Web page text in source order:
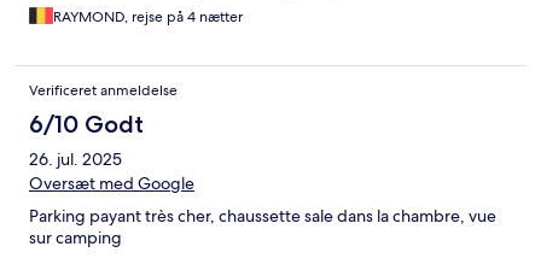
RAYMOND, rejse på 4 nætter
Verificeret anmeldelse
6/10 Godt
26. jul. 2025
Oversæt med Google
Parking payant très cher, chaussette sale dans la chambre, vue
sur camping